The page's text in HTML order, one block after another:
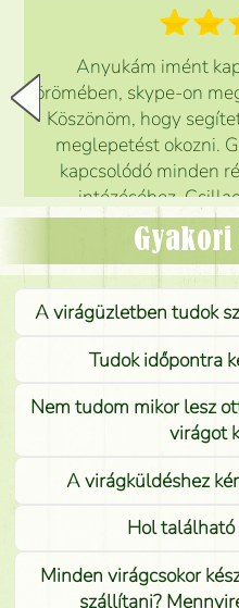
Anyukám imént
örömében, skype-on
Köszönöm, hogy
meglepetést okozni.
kapcsolódó minden
intézéséhez.
Gyakori
A virágüzletben tudok
Tudok időpontra
Nem tudom mikor lesz
virágot
A virágküldéshez
Hol
Minden virágcsokor
szállítani?